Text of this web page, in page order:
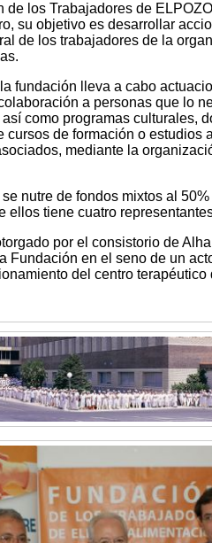
de los Trabajadores de
su objetivo es desarrollar
de los trabajadores de la
fundación lleva a cabo
a personas que lo
como programas culturales,
cursos de formación o estudios
mediante la
se nutre de fondos mixtos al
ellos tiene cuatro
por el consistorio de
Fundación en el seno de un
del centro